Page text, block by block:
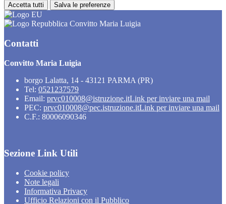
Accetta tutti Salva le preferenze
Convitto Maria Luigia
Contatti
Convitto Maria Luigia
borgo Lalatta, 14 - 43121 PARMA (PR)
Tel: 0521237579
Email: prvc010008@istruzione.itLink per inviare una mail
PEC: prvc010008@pec.istruzione.itLink per inviare una mail
C.F.: 80006090346
Sezione Link Utili
Cookie policy
Note legali
Informativa Privacy
Ufficio Relazioni con il Pubblico